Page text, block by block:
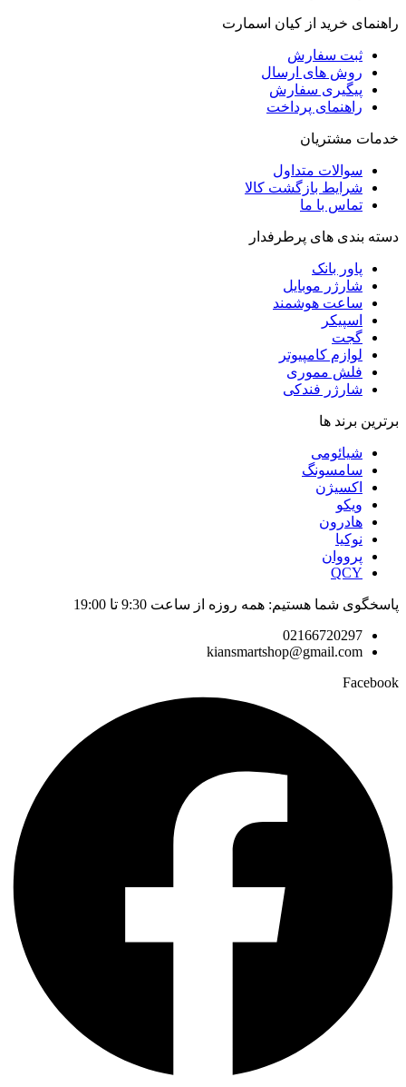
راهنمای خرید از کیان اسمارت
ثبت سفارش
روش‌ های ارسال
پیگیری سفارش
راهنمای پرداخت
خدمات مشتریان
سوالات متداول
شرایط بازگشت کالا
تماس با ما
دسته بندی های پرطرفدار
پاور بانک
شارژر موبایل
ساعت هوشمند
اسپیکر
گجت
لوازم کامپیوتر
فلش مموری
شارژر فندکی
برترین برند ها
شیائومی
سامسونگ
اکسیژن
ویکو
هادرون
نوکیا
پرووان
QCY
پاسخگوی شما هستیم: همه روزه از ساعت 9:30 تا 19:00
02166720297
kiansmartshop@gmail.com
Facebook